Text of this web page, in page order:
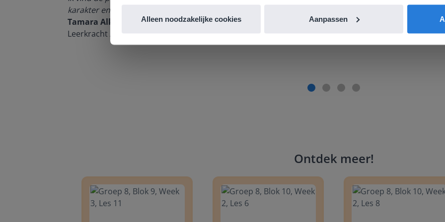
Alleen noodzakelijke cookies Aanpassen
karakter en de informatievoorziening via de website. Ik kan niets ter verbetering noemen.
Tamara Alkemade
Leerkracht / ICT-coördinator op de Prinses Margrietschool
Ontdek meer!